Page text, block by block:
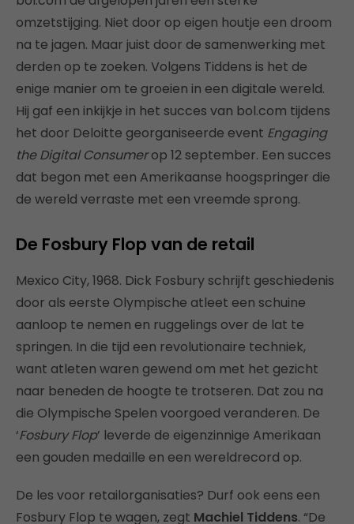
omzetstijging. Niet door op eigen houtje een droom
na te jagen. Maar juist door de samenwerking met
derden op te zoeken. Volgens Tiddens is het de
enige manier om te groeien in een digitale wereld.
Hij gaf een inkijkje in het succes van bol.com tijdens
het door Deloitte georganiseerde event Engaging
the Digital Consumerop 12 september. Een succes
dat begon met een Amerikaanse hoogspringer die
de wereld verraste met een vreemde sprong.
De Fosbury Flop van de retail
Mexico City, 1968. Dick Fosbury schrijft geschiedenis
door als eerste Olympische atleet een schuine
aanloop te nemen en ruggelings over de lat te
springen. In die tijd een revolutionaire techniek,
want atleten waren gewend om met het gezicht
naar beneden de hoogte te trotseren. Dat zou na
die Olympische Spelen voorgoed veranderen. De
‘Fosbury Flop’ leverde de eigenzinnige Amerikaan
een gouden medaille en een wereldrecord op.
De les voor retailorganisaties? Durf ook eens een
Fosbury Flop te wagen, zegt Machiel Tiddens. “De